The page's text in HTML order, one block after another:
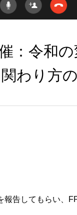
：令和
わり方
告してもらい、